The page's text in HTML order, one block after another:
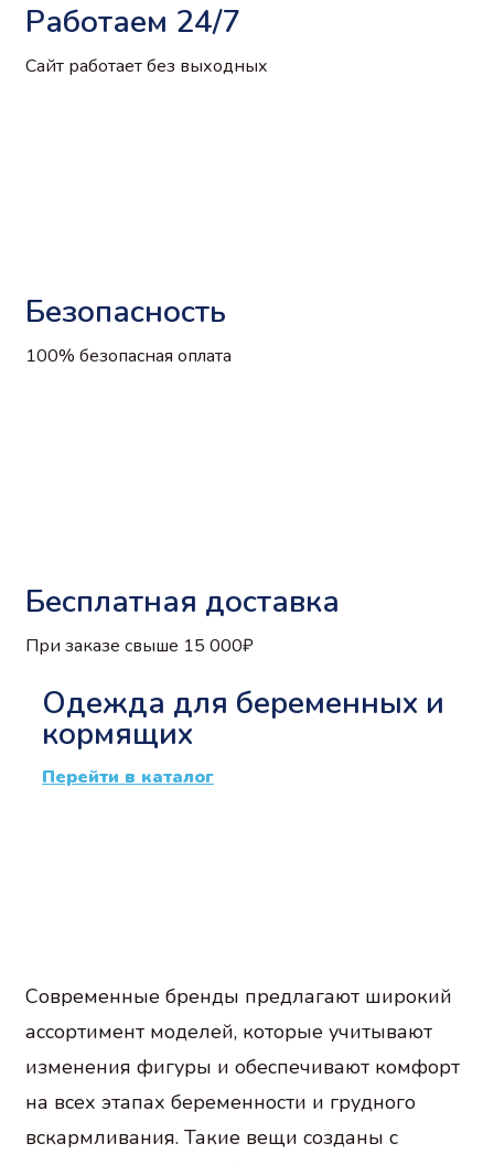
Работаем 24/7
Сайт работает без выходных
Безопасность
100% безопасная оплата
Бесплатная доставка
При заказе свыше 15 000₽
Одежда для беременных и
кормящих
Перейти в каталог
Современные бренды предлагают широкий
ассортимент моделей, которые учитывают
изменения фигуры и обеспечивают комфорт
на всех этапах беременности и грудного
вскармливания. Такие вещи созданы с